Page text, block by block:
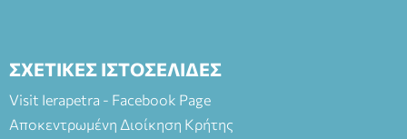
ΣΧΕΤΙΚΕΣ ΙΣΤΟΣΕΛΙΔΕΣ
Visit Ierapetra - Facebook Page
Αποκεντρωμένη Διοίκηση Κρήτης